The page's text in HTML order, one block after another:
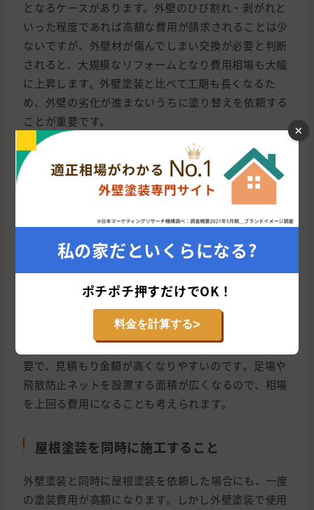
となるケースがあります。外壁のひび割れ・剥がれと
いった程度であれば高額な費用が請求されることは少
ないですが、外壁材が傷んでしまい交換が必要と判断
されると、大規模なリフォームとなり費用相場も大幅
に上昇します。外壁塗装と比べて工期も長くなるた
め、外壁の劣化が進まないうちに塗り替えを依頼する
ことが重要です。
関連記事：
外壁工事にかかる費用・種類を徹底解説！
工期や業者選びのコツもご紹介
装・カバー工法との違いや選び方を解説
2階建て・3階建てであること
同じ60坪の住宅でも、平屋なのか2階建て・3階建てな
のかによって費用相場は変動します。2階建て・3階建
ての建物は高さがある分、外壁塗装の手間や時間が必
要で、見積もり金額が高くなりやすいのです。足場や
飛散防止ネットを設置する面積が広くなるので、相場
を上回る費用になることも考えられます。
屋根塗装を同時に施工すること
外壁塗装と同時に屋根塗装を依頼した場合にも、一度
の塗装費用が高額になります。しかし外壁塗装で使用
×
私の家だといくらになる?
ポチポチ押すだけでOK！
料金を計算する>